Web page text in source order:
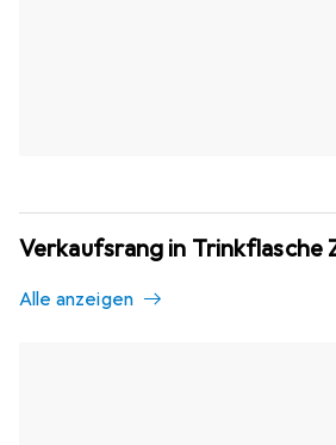
Verkaufsrang in Trinkflasche
Alle anzeigen